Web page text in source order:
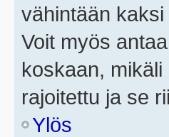
vähintään
Voit myös
koskaan,
rajoitettu ja se
Ylös